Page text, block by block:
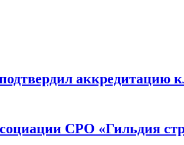
аккредитацию
СРО «Гильдия